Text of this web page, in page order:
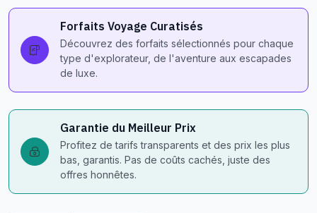
Forfaits Voyage Curatisés
Découvrez des forfaits sélectionnés pour chaque
type d'explorateur, de l'aventure aux escapades
de luxe.
Garantie du Meilleur Prix
Profitez de tarifs transparents et des prix les plus
bas, garantis. Pas de coûts cachés, juste des
offres honnêtes.